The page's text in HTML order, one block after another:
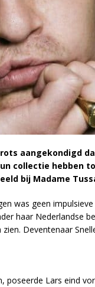
aangekondigd
collectie hebben
bij Madame
was geen
haar Nederlandse
Deventenaar
poseerde Lars eind